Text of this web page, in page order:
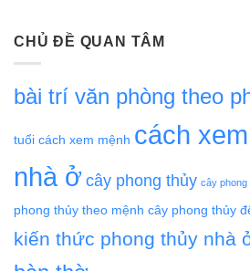
CHỦ ĐỀ QUAN TÂM
bài trí văn phòng theo
tuổi cách xem mệnh cách
nhà ở cây phong thủy cây phong
phong thủy theo mệnh cây phong thủy
kiến thức phong thủy nhà